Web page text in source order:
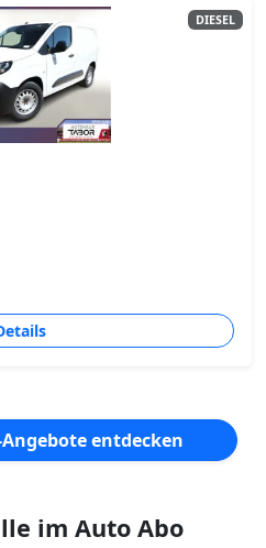
DIESEL
entdecken
im Auto Abo